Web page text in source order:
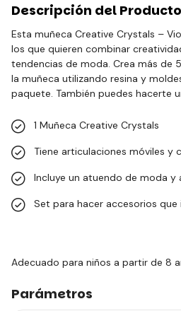
Descripción del Producto
Esta muñeca Creative Crystals –
los que quieren combinar
tendencias de moda. Crea más de
la muñeca utilizando resina y
paquete. También puedes hacerte
1 Muñeca Creative Crystals
Tiene articulaciones móviles y
Incluye un atuendo de moda y
Set para hacer accesorios
Adecuado para niños a partir de 8
Parámetros